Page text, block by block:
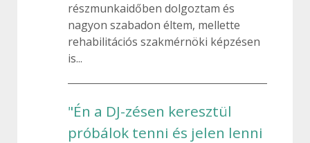
részmunkaidőben dolgoztam és
nagyon szabadon éltem, mellette
rehabilitációs szakmérnöki képzésen
is...
"Én a DJ-zésen keresztül
próbálok tenni és jelen lenni